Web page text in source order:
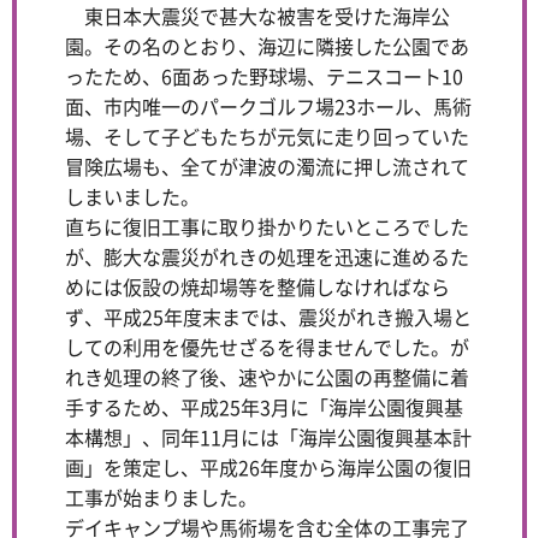
東日本大震災で甚大な被害を受けた海岸公
園。その名のとおり、海辺に隣接した公園であ
ったため、6面あった野球場、テニスコート10
面、市内唯一のパークゴルフ場23ホール、馬術
場、そして子どもたちが元気に走り回っていた
冒険広場も、全てが津波の濁流に押し流されて
しまいました。
直ちに復旧工事に取り掛かりたいところでした
が、膨大な震災がれきの処理を迅速に進めるた
めには仮設の焼却場等を整備しなければなら
ず、平成25年度末までは、震災がれき搬入場と
しての利用を優先せざるを得ませんでした。が
れき処理の終了後、速やかに公園の再整備に着
手するため、平成25年3月に「海岸公園復興基
本構想」、同年11月には「海岸公園復興基本計
画」を策定し、平成26年度から海岸公園の復旧
工事が始まりました。
デイキャンプ場や馬術場を含む全体の工事完了